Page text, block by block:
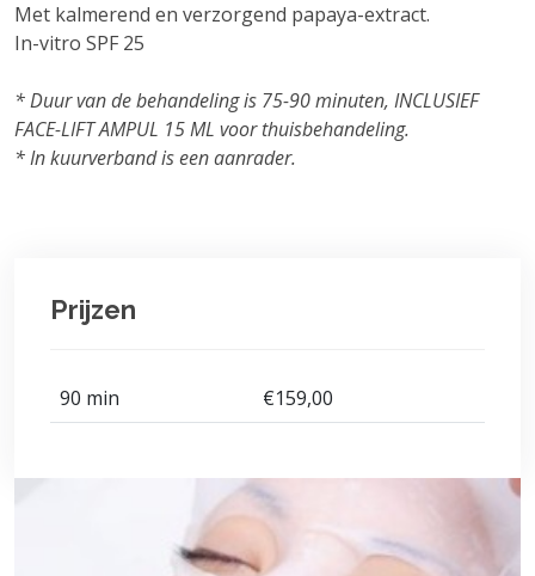
Met kalmerend en verzorgend papaya-extract.
In-vitro SPF 25
* Duur van de behandeling is 75-90 minuten, INCLUSIEF
FACE-LIFT AMPUL 15 ML voor thuisbehandeling.
* In kuurverband is een aanrader.
Prijzen
90 min €159,00